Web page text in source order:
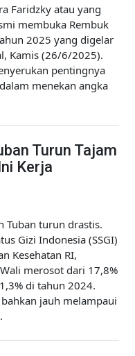
Faridzky atau yang
membuka Rembuk
2025 yang digelar
Kamis (26/6/2025).
pentingnya
menekan angka
Turun Tajam
Kerja
Tuban turun drastis.
Gizi Indonesia (SSGI)
Kesehatan RI,
merosot dari 17,8%
di tahun 2024.
jauh melampaui